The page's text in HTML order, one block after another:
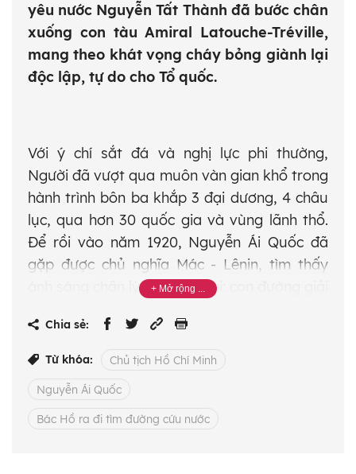
yêu nước Nguyễn Tất Thành đã bước chân
xuống con tàu Amiral Latouche-Tréville,
mang theo khát vọng cháy bỏng giành lại
độc lập, tự do cho Tổ quốc.
Với ý chí sắt đá và nghị lực phi thường,
Người đã vượt qua muôn vàn gian khổ trong
hành trình bôn ba khắp 3 đại dương, 4 châu
lục, qua hơn 30 quốc gia và vùng lãnh thổ.
Để rồi vào năm 1920, Nguyễn Ái Quốc đã
gặp được chủ nghĩa Mác - Lênin, tìm thấy
ánh sáng chân lý của thời đại: con đường giải
cấp và giải phóng con người. Từ dòng chảy lý
luận ấy, Người đúc kết luận điểm lịch sử:
không có con đường nào khác con đường
cách mạng vô sản”.
Chia sẻ:
Từ khóa: Chủ tịch Hồ Chí Minh
Nguyễn Ái Quốc
Bác Hồ ra đi tìm đường cứu nước